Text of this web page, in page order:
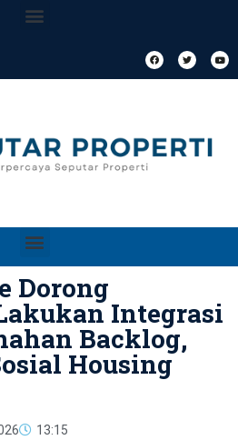
Dorong
Integrasi
Backlog,
Housing
13:15